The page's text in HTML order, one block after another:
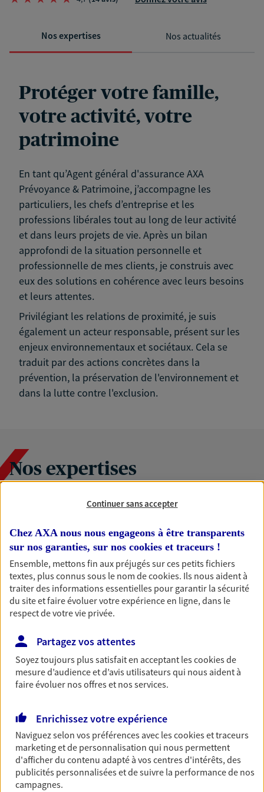
Nos expertises Nos actualités
Protéger votre famille,
votre activité, votre
patrimoine
En tant qu’Agent général d'assurance AXA
Prévoyance & Patrimoine, j’accompagne les
particuliers, les chefs d’entreprise et les
professions libérales tout au long de leur activité
et dans leurs projets de vie. Après un bilan
approfondi de la situation personnelle et
professionnelle de mes clients, je construis avec
eux des solutions en cohérence avec leurs besoins
et leurs attentes.
Privilégiant les relations de proximité, je suis
également un acteur responsable, présent sur les
enjeux environnementaux et sociétaux. Cela se
traduit par des actions concrètes dans la
prévention, la préservation de l'environnement et
dans la lutte contre l'exclusion.
Nos expertises
professionnels et les
entreprises
Comme vous, nous sommes des indépendants. Nous
bâtissons ensemble des solutions cohérentes pour
protéger votre activité, vos collaborateurs... mais aussi
vous-même et votre famille.
Accompagner vos projets de
vie
Achat immobilier, installation, départ à la retraite…
d'assurance et d'épargne. Recevez un conseil d'expert
cohérent avec vos besoins
Vous aider à constituer une
épargne
Continuer sans accepter
Chez AXA nous nous engageons à être transparents
sur nos garanties, sur nos cookies et traceurs !
Ensemble, mettons fin aux préjugés sur ces petits fichiers
textes, plus connus sous le nom decookies. Ils nous aident à
traiter des informations essentielles pour garantir la sécurité
du site et faire évoluer votre expérience en ligne, dans le
respect de votre vie privée.
Partagez vos attentes
Soyez toujours plus satisfait en acceptant lescookiesde
mesure d’audience et d’avis utilisateurs qui nous aident à
faire évoluer nos offres et nos services.
Enrichissez votre expérience
Naviguez selon vos préférences avec lescookies et traceurs
marketing et de personnalisation qui nous permettent
d'afficher du contenu adapté à vos centres d'intérêts, des
publicités personnalisées et de suivre la performance de nos
campagnes.